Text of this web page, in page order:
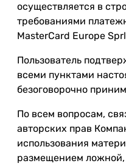
осуществляется в
требованиями
MasterCard Europe
Пользователь
всеми пунктами
безоговорочно
По всем вопросам,
авторских прав
использования
размещением